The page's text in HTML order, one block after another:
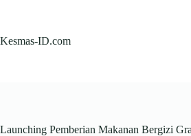
Kesmas-ID.com
Launching Pemberian Makanan Bergizi